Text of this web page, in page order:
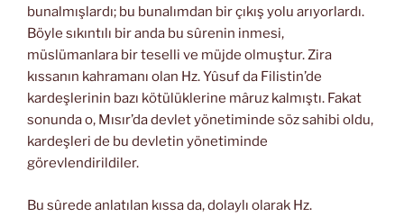
bunalmışlardı; bu bunalımdan bir çıkış yolu arıyorlardı.
Böyle sıkıntılı bir anda bu sûrenin inmesi,
müslümanlara bir teselli ve müjde olmuştur. Zira
kıssanın kahramanı olan Hz. Yûsuf da Filistin’de
kardeşlerinin bazı kötülüklerine mâruz kalmıştı. Fakat
sonunda o, Mısır’da devlet yönetiminde söz sahibi oldu,
kardeşleri de bu devletin yönetiminde
görevlendirildiler.
Bu sûrede anlatılan kıssa da, dolaylı olarak Hz.